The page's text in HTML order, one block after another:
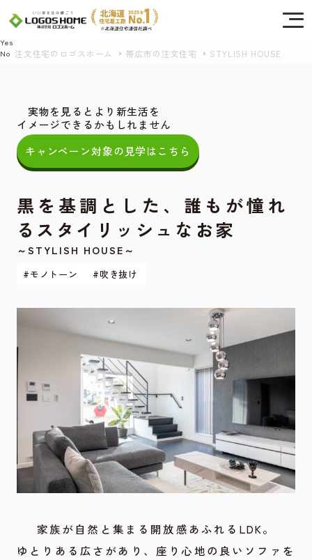
注文住宅のロゴスホーム 帯広市の注文住宅 STYLISH HOUSE
実物を見るとより新生活を
イメージできるかもしれません
キャンペーン対象の見学はこちら
黒を基調とした、誰もが憧れ
るスタイリッシュなお家
～STYLISH HOUSE～
#モノトーン #吹き抜け
家族が自然と集まる開放感あふれるLDK。
ゆとりある広さがあり、座り心地の良いソファを
Cookie を使用して、お客様の活動を追跡してもよろしいですか? 当社ではお客様の
プライバシーを極めて重視しています。詳細について、およびご質問がある場合
は、当社のプライバシーポリシーをご覧ください。
Yes
No